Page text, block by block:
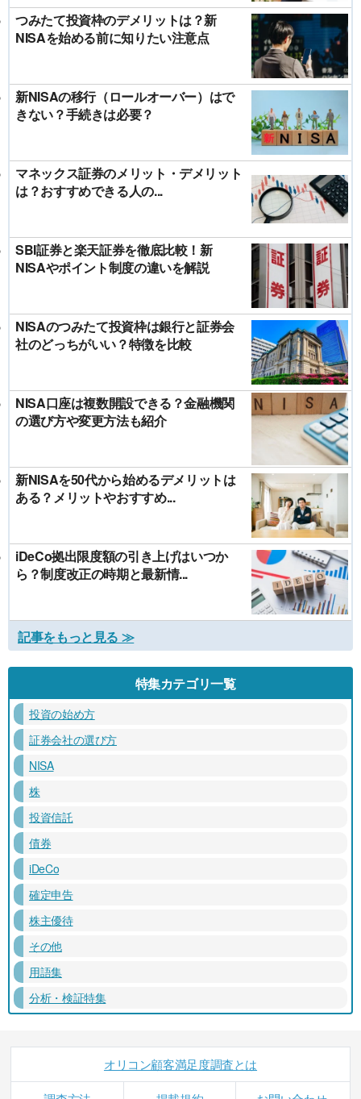
つみたて投資枠のデメリットは？新
NISAを始める前に知りたい注意点
新NISAの移行（ロールオーバー）はで
きない？手続きは必要？
マネックス証券のメリット・デメリット
は？おすすめできる人の...
SBI証券と楽天証券を徹底比較！新
NISAやポイント制度の違いを解説
NISAのつみたて投資枠は銀行と証券会
社のどっちがいい？特徴を比較
NISA口座は複数開設できる？金融機関
の選び方や変更方法も紹介
新NISAを50代から始めるデメリットは
ある？メリットやおすすめ...
iDeCo拠出限度額の引き上げはいつか
ら？制度改正の時期と最新情...
記事をもっと見る ≫
特集カテゴリ一覧
投資の始め方
証券会社の選び方
NISA
株
投資信託
債券
iDeCo
確定申告
株主優待
その他
用語集
分析・検証特集
オリコン顧客満足度調査とは